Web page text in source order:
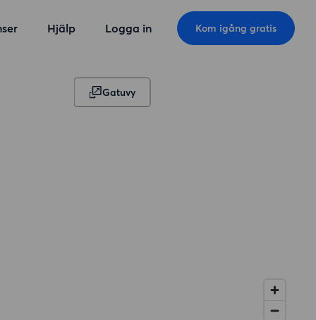
Hjälp Logga in Kom igång gratis
Gatuvy